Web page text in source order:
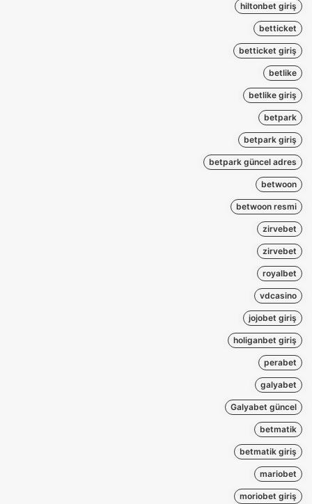
hiltonbet giriş
betticket
betticket giriş
betlike
betlike giriş
betpark
betpark giriş
betpark güncel adres
betwoon
betwoon resmi
zirvebet
zirvebet
royalbet
vdcasino
jojobet giriş
holiganbet giriş
perabet
galyabet
Galyabet güncel
betmatik
betmatik giriş
mariobet
moriobet giriş